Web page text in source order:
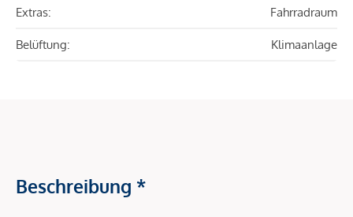
Extras: Fahrradraum
Belüftung: Klimaanlage
Beschreibung *